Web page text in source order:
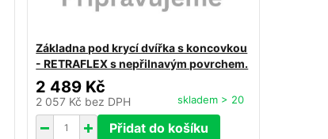
Základna pod krycí dvířka s koncovkou
- RETRAFLEX s nepřilnavým povrchem.
2 489 Kč
2 057 Kč bez DPH skladem > 20
Přidat do košíku